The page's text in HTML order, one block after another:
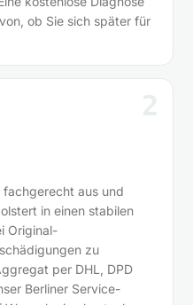
ob Sie sich später für
fachgerecht aus und
in einen stabilen
Original-
zu
per DHL, DPD
Berliner Service-